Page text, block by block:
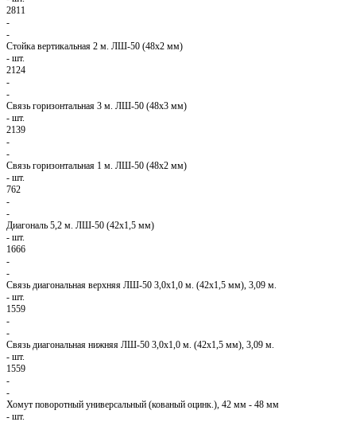
2811
-
-
Стойка вертикальная 2 м. ЛШ-50 (48х2 мм)
- шт.
2124
-
-
Связь горизонтальная 3 м. ЛШ-50 (48х3 мм)
- шт.
2139
-
-
Связь горизонтальная 1 м. ЛШ-50 (48х2 мм)
- шт.
762
-
-
Диагональ 5,2 м. ЛШ-50 (42х1,5 мм)
- шт.
1666
-
-
Связь диагональная верхняя ЛШ-50 3,0х1,0 м. (42х1,5 мм), 3,09 м.
- шт.
1559
-
-
Связь диагональная нижняя ЛШ-50 3,0х1,0 м. (42х1,5 мм), 3,09 м.
- шт.
1559
-
-
Хомут поворотный универсальный (кованый оцинк.), 42 мм - 48 мм
- шт.